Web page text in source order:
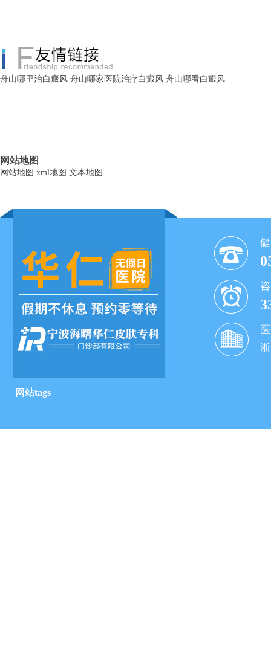
舟山哪里治白癜风 舟山哪家医院治疗白癜风 舟山哪看白癜风
网站地图
网站地图 xml地图 文本地图
网站tags